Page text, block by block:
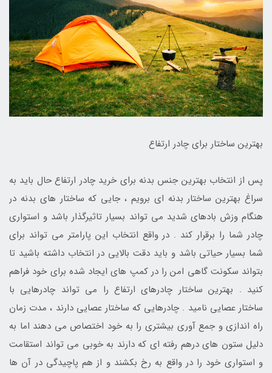
بهترین ساختار برای چادر ارتفاع
پس از انتخاب بهترین جنس بدنه برای خرید چادر ارتفاع حال باید به
سراغ بهترین ساختار بدنه ای برویم ، جایی که ساختار های بدنه در
هنگام وزش بادهای شدید می تواند بسیار تاثیرگذار باشد و استواری
چادر شما را برقرار کند . در واقع انتخاب این پارامتر می تواند برای
شما بسیار حیاتی باشد و باید دقت بالایی در انتخاب داشته باشید تا
بتواند سکونت گاهی امن را در کمپ های ایجاد شده برای خود فراهم
کنید . بهترین ساختار چادرهای ارتفاع را می تواند چادرهایی با
ساختار عصایی نامید . چادرهایی که ساختار عصایی دارند ، مدت زمان
راه اندازی و جمع آوری بیشتری را به خود اختصاص می دهند اما به
دلیل ستون های درهم رفته ای که دارند به خوبی می تواند استقامت
و استواری خود را در واقع به رخ بکشند و از هم پاچیدگی در آن ها